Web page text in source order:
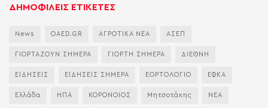
ΔΗΜΟΦΙΛΕΙΣ ΕΤΙΚΕΤΕΣ
News OAED.GR ΑΓΡΟΤΙΚΑ ΝΕΑ ΑΣΕΠ
ΓΙΟΡΤΑΖΟΥΝ ΣΗΜΕΡΑ ΓΙΟΡΤΗ ΣΗΜΕΡΑ ΔΙΕΘΝΗ
ΕΙΔΗΣΕΙΣ ΕΙΔΗΣΕΙΣ ΣΗΜΕΡΑ ΕΟΡΤΟΛΟΓΙΟ ΕΦΚΑ
Ελλάδα ΗΠΑ ΚΟΡΟΝΟΙΟΣ Μητσοτάκης ΝΕΑ